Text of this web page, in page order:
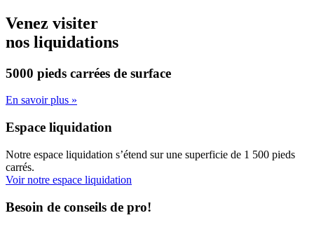
Venez visiter
nos liquidations
5000 pieds carrées de surface
En savoir plus »
Espace liquidation
Notre espace liquidation s’étend sur une superficie de 1 500 pieds
carrés.
Voir notre espace liquidation
Besoin de conseils de pro!